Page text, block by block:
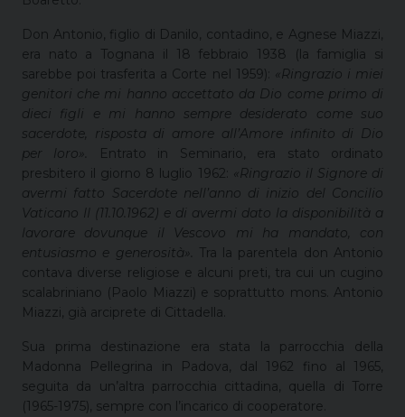
Don Antonio, figlio di Danilo, contadino, e Agnese Miazzi,
era nato a Tognana il 18 febbraio 1938 (la famiglia si
sarebbe poi trasferita a Corte nel 1959): «Ringrazio i miei
genitori che mi hanno accettato da Dio come primo di
dieci figli e mi hanno sempre desiderato come suo
sacerdote, risposta di amore all’Amore infinito di Dio
per loro».
Entrato in Seminario, era stato ordinato
presbitero il giorno 8 luglio 1962: «Ringrazio il Signore di
avermi fatto Sacerdote nell’anno di inizio del Concilio
Vaticano II (11.10.1962) e di avermi dato la disponibilità a
lavorare dovunque il Vescovo mi ha mandato, con
entusiasmo e generosità». Tra la parentela don Antonio
contava diverse religiose e alcuni preti, tra cui un cugino
scalabriniano (Paolo Miazzi) e soprattutto mons. Antonio
Miazzi, già arciprete di Cittadella.
Sua prima destinazione era stata la parrocchia della
Madonna Pellegrina in Padova, dal 1962 fino al 1965,
seguita da un’altra parrocchia cittadina, quella di Torre
(1965-1975), sempre con l’incarico di cooperatore.